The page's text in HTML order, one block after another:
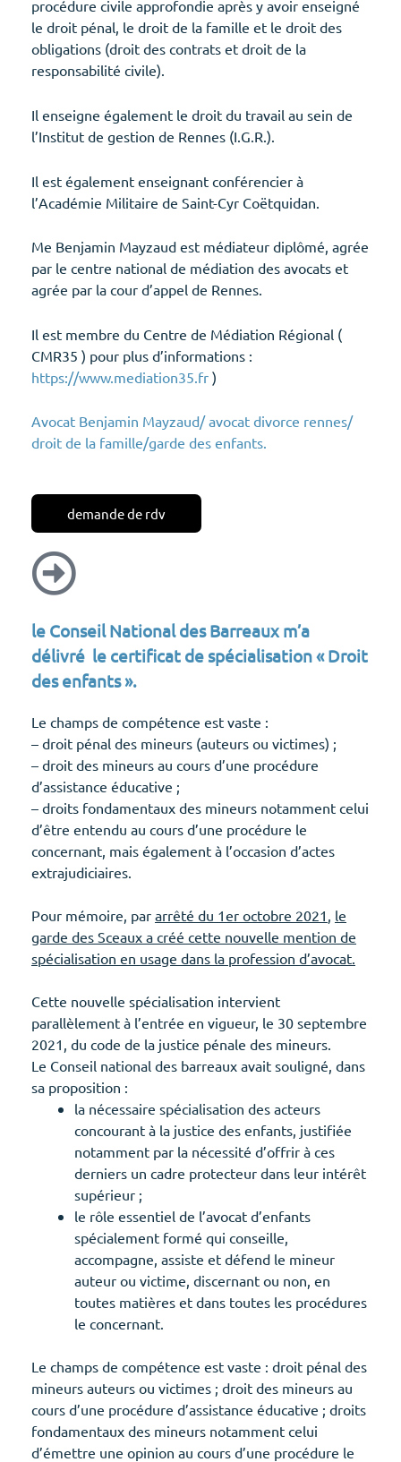
procédure civile approfondie après y avoir enseigné
le droit pénal, le droit de la famille et le droit des
obligations (droit des contrats et droit de la
responsabilité civile).
Il enseigne également le droit du travail au sein de
l’Institut de gestion de Rennes (I.G.R.).
Il est également enseignant conférencier à
l’Académie Militaire de Saint-Cyr Coëtquidan.
Me Benjamin Mayzaud est médiateur diplômé, agrée
par le centre national de médiation des avocats et
agrée par la cour d’appel de Rennes.
Il est membre du Centre de Médiation Régional (
CMR35 ) pour plus d’informations :
https://www.mediation35.fr )
Avocat Benjamin Mayzaud/avocat divorce rennes/
droit de la famille/garde des enfants.
demande de rdv
le Conseil National des Barreaux m’a
délivré le certificat de spécialisation « Droit
des enfants ».
Le champs de compétence est vaste :
– droit pénal des mineurs (auteurs ou victimes) ;
– droit des mineurs au cours d’une procédure
d’assistance éducative ;
– droits fondamentaux des mineurs notamment celui
d’être entendu au cours d’une procédure le
concernant, mais également à l’occasion d’actes
extrajudiciaires.
Pour mémoire, par arrêté du 1er octobre 2021 le
garde des Sceaux a créé cette nouvelle mention de
spécialisation en usage dans la profession d’avocat.
Cette nouvelle spécialisation intervient
parallèlement à l’entrée en vigueur, le 30 septembre
2021, du code de la justice pénale des mineurs.
Le Conseil national des barreaux avait souligné, dans
sa proposition :
la nécessaire spécialisation des acteurs
concourant à la justice des enfants, justifiée
notamment par la nécessité d’offrir à ces
derniers un cadre protecteur dans leur intérêt
supérieur ;
le rôle essentiel de l’avocat d’enfants
spécialement formé qui conseille,
accompagne, assiste et défend le mineur
auteur ou victime, discernant ou non, en
toutes matières et dans toutes les procédures
le concernant.
Le champs de compétence est vaste : droit pénal des
mineurs auteurs ou victimes ; droit des mineurs au
cours d’une procédure d’assistance éducative ; droits
fondamentaux des mineurs notamment celui
d’émettre une opinion au cours d’une procédure le